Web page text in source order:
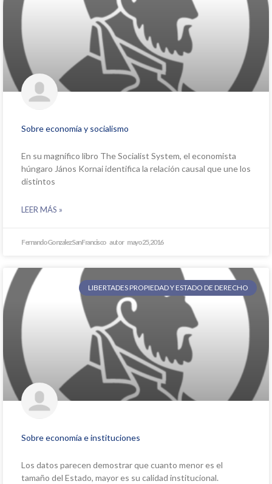
Sobre economía y socialismo
En su magnífico libro The Socialist System, el economista
húngaro János Kornai identifica la relación causal que une los
distintos
LEER MÁS »
Fernando Gonzalez San Francisco mayo 25, 2016
LIBERTADES PROPIEDAD Y ESTADO DE DERECHO
Sobre economía e instituciones
Los datos parecen demostrar que cuanto menor es el
tamaño del Estado, mayor es su calidad institucional.